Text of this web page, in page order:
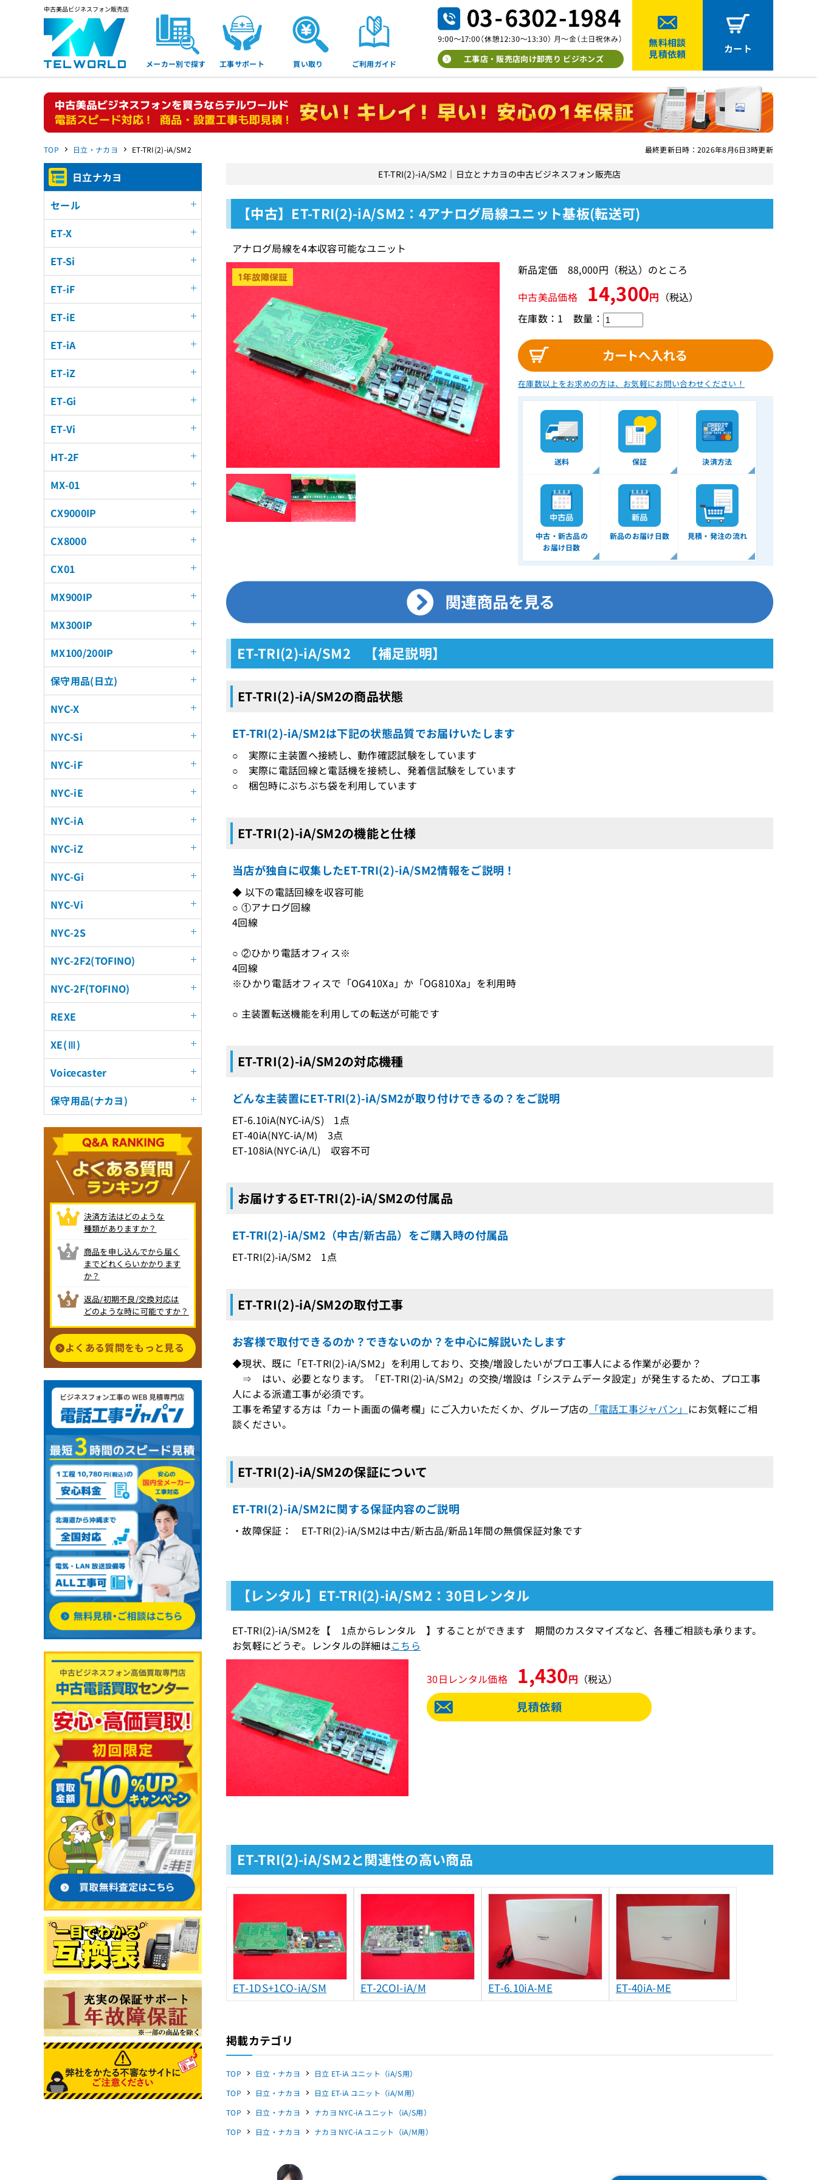
中古美品ビジネスフォン販売店
メーカー別で探す 工事サポート 買い取り ご利用ガイド 工事店・販売店向け卸売り ビジホンズ
無料相談
見積依頼
カート
最終更新日時：2026年8月6日3時更新
TOP 日立・ナカヨ ET-TRI(2)-iA/SM2
ET-TRI(2)-iA/SM2｜日立とナカヨの中古ビジネスフォン販売店
【中古】ET-TRI(2)-iA/SM2：4アナログ局線ユニット基板(転送可)
アナログ局線を4本収容可能なユニット
新品定価 88,000円（税込）のところ
中古美品価格 14,300円 （税込）
在庫数：1 数量：
在庫数以上をお求めの方は、 お気軽にお問い合わせください！
送料 保証 決済方法
中古・新古品の
お届け日数
新品のお届け日数 見積・発注の流れ
ET-TRI(2)-iA/SM2 【補足説明】
ET-TRI(2)-iA/SM2の商品状態
ET-TRI(2)-iA/SM2は下記の状態品質でお届けいたします
○ 実際に主装置へ接続し、動作確認試験をしています
○ 実際に電話回線と電話機を接続し、発着信試験をしています
○ 梱包時にぷちぷち袋を利用しています
ET-TRI(2)-iA/SM2の機能と仕様
当店が独自に収集したET-TRI(2)-iA/SM2情報をご説明！
◆ 以下の電話回線を収容可能
○ ①アナログ回線
4回線
○ ②ひかり電話オフィス※
4回線
※ひかり電話オフィスで「OG410Xa」か「OG810Xa」を利用時
○ 主装置転送機能を利用しての転送が可能です
ET-TRI(2)-iA/SM2の対応機種
どんな主装置にET-TRI(2)-iA/SM2が取り付けできるの？をご説明
ET-6.10iA(NYC-iA/S) 1点
ET-40iA(NYC-iA/M) 3点
ET-108iA(NYC-iA/L) 収容不可
お届けするET-TRI(2)-iA/SM2の付属品
ET-TRI(2)-iA/SM2（中古/新古品）をご購入時の付属品
ET-TRI(2)-iA/SM2 1点
ET-TRI(2)-iA/SM2の取付工事
お客様で取付できるのか？できないのか？を中心に解説いたします
◆現状、既に「ET-TRI(2)-iA/SM2」を利用しており、交換/増設したいがプロ工事人による作業が必要か？
⇒ はい、必要となります。「ET-TRI(2)-iA/SM2」の交換/増設は「システムデータ設定」が発生するため、プロ工事
人による派遣工事が必須です。
工事を希望する方は「カート画面の備考欄」にご入力いただくか、グループ店の 「電話工事ジャパン」 にお気軽にご相
談ください。
ET-TRI(2)-iA/SM2の保証について
ET-TRI(2)-iA/SM2に関する保証内容のご説明
・故障保証： ET-TRI(2)-iA/SM2は中古/新古品/新品1年間の無償保証対象です
【レンタル】ET-TRI(2)-iA/SM2：30日レンタル
ET-TRI(2)-iA/SM2を【 1点からレンタル 】することができます 期間のカスタマイズなど、各種ご相談も承ります。
お気軽にどうぞ。レンタルの詳細はこちら
30日レンタル価格 1,430円 （税込）
ET-TRI(2)-iA/SM2と関連性の高い商品
ET-1DS+1CO-iA/SM ET-2COI-iA/M ET-6.10iA-ME ET-40iA-ME
掲載カテゴリ
TOP 日立・ナカヨ
日立 ET-iA ユニット（iA/S用）
TOP
日立・ナカヨ
日立 ET-iA ユニット（iA/M用）
TOP
日立・ナカヨ
ナカヨ NYC-iA ユニット（iA/S用）
TOP
日立・ナカヨ ナカヨ NYC-iA ユニット（iA/M用）
日立ナカヨ
セール
ET-X
ET-Si
ET-iF
ET-iE
ET-iA
ET-iZ
ET-Gi
ET-Vi
HT-2F
MX-01
CX9000IP
CX8000
CX01
MX900IP
MX300IP
MX100/200IP
保守用品(日立)
NYC-X
NYC-Si
NYC-iF
NYC-iE
NYC-iA
NYC-iZ
NYC-Gi
NYC-Vi
NYC-2S
NYC-2F2(TOFINO)
NYC-2F(TOFINO)
REXE
XE(Ⅲ)
Voicecaster
保守用品(ナカヨ)
決済方法はどのような
種類がありますか？
商品を申し込んでから届く
までどれくらいかかります
か？
返品/初期不良/交換対応は
どのような時に可能ですか？
よくある質問をもっと見る